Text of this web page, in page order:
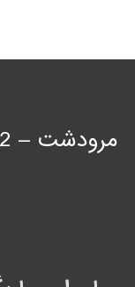
مرودشت – 22 بهمن شمالی